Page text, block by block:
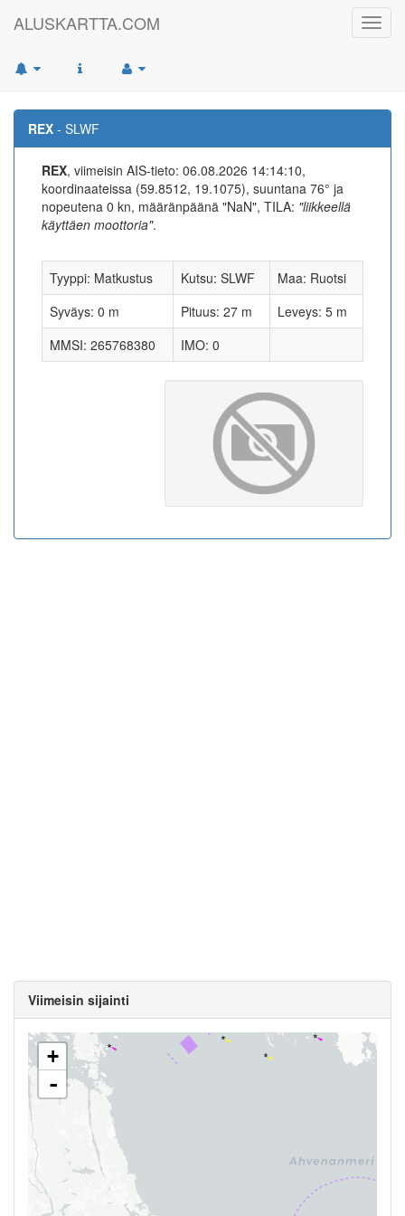
ALUSKARTTA.COM
REX - SLWF
REX, viimeisin AIS-tieto: 06.08.2026 14:14:10,
koordinaateissa (59.8512, 19.1075), suuntana 76° ja
nopeutena 0 kn, määränpäänä "NaN", TILA: "liikkeellä
käyttäen moottoria".
Tyyppi: Matkustus Kutsu: SLWF
Maa: Ruotsi
Syväys: 0 m
Pituus: 27 m
Leveys: 5 m
MMSI: 265768380
IMO: 0
Viimeisin sijainti
+
-